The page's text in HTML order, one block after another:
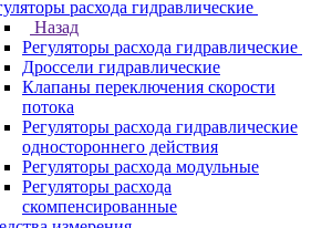
расхода гидравлические
Назад
Регуляторы расхода гидравлические
Дроссели гидравлические
Клапаны переключения скорости
потока
Регуляторы расхода гидравлические
одностороннего действия
Регуляторы расхода модульные
Регуляторы расхода
скомпенсированные